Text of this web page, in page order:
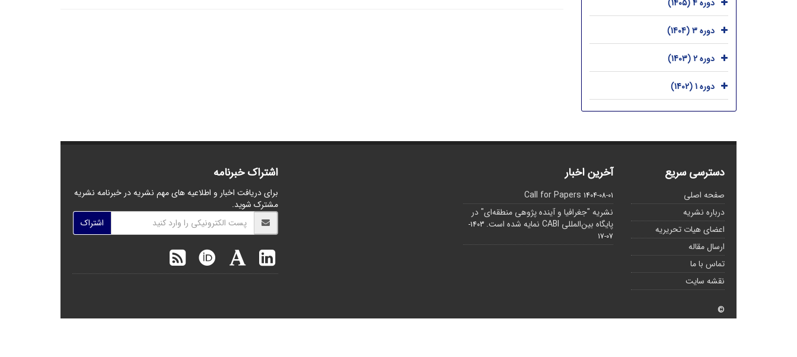
دوره 4 (1405)
دوره 3 (1404)
دوره 2 (1403)
دوره 1 (1402)
دسترسی سریع
صفحه اصلی
درباره نشریه
اعضای هیات تحریریه
ارسال مقاله
تماس با ما
نقشه سایت
آخرین اخبار
Call for Papers 1404-08-01
نشریه "جغرافیا و آینده پژوهی منطقه‌ای" در
پایگاه بین‌المللی CABI نمایه شده است.
1403-
07-17
اشتراک خبرنامه
برای دریافت اخبار و اطلاعیه های مهم نشریه در خبرنامه نشریه
مشترک شوید.
اشتراک
©